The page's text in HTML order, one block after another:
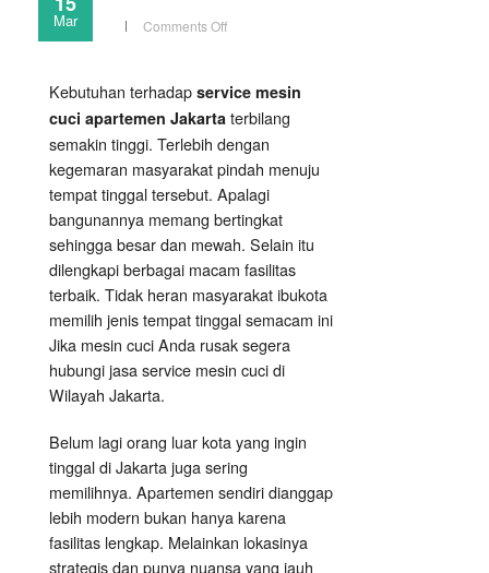
Mar Comments Offon
Jakarta
Kebutuhan terhadap service mesin
cuci apartemen Jakarta terbilang
semakin tinggi. Terlebih dengan
kegemaran masyarakat pindah menuju
tempat tinggal tersebut. Apalagi
bangunannya memang bertingkat
sehingga besar dan mewah. Selain itu
dilengkapi berbagai macam fasilitas
terbaik. Tidak heran masyarakat ibukota
memilih jenis tempat tinggal semacam ini
Jika mesin cuci Anda rusak segera
hubungi jasa service mesin cuci di
Wilayah Jakarta.
Belum lagi orang luar kota yang ingin
tinggal di Jakarta juga sering
memilihnya. Apartemen sendiri dianggap
lebih modern bukan hanya karena
fasilitas lengkap. Melainkan lokasinya
strategis dan punya nuansa yang jauh